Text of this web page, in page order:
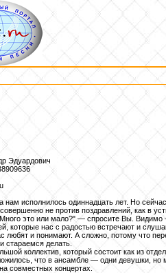
Эдуардович
нам исполнилось одиннадцать лет. Но
не против поздравлений, как в
это или мало?" — спросите Вы. Видимо
которые нас с радостью встречают и
любят и понимают. А сложно, потому что
стараемся делать.
коллектив, который состоит как из
что в ансамбле — одни девушки,
совместных концертах.